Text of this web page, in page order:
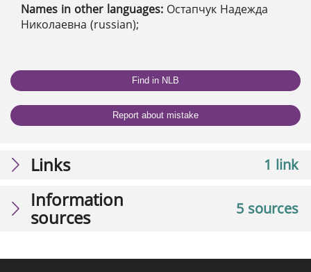
Names in other languages: Остапчук Надежда
Николаевна (russian);
Find in NLB
Report about mistake
1 link
Links
5 sources
Information
sources